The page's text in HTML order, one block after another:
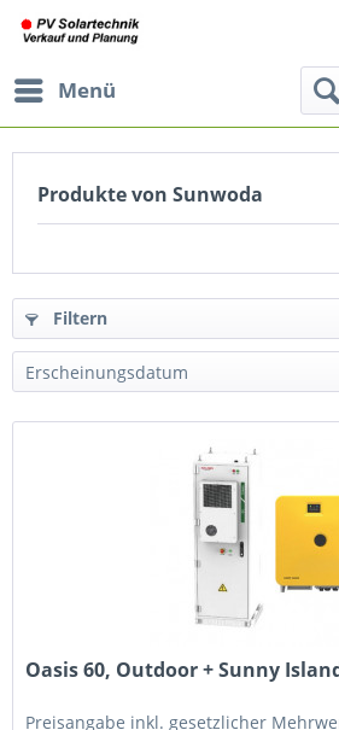
Menü
Produkte von Sunwoda
Filtern
Oasis 60, Outdoor + Sunny
Preisangabe inkl. gesetzlicher